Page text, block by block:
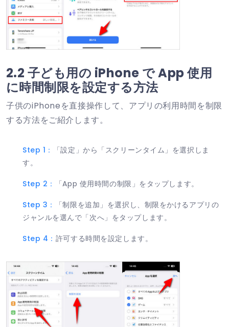
2.2 子ども用の iPhone で App 使用
に時間制限を設定する方法
子供のiPhoneを直接操作して、アプリの利用時間を制限
する方法をご紹介します。
Step 1：
「設定」から「スクリーンタイム」を選択しま
す。
Step 2： 「App 使用時間の制限」をタップします。
Step 3：
「制限を追加」を選択し、制限をかけるアプリの
ジャンルを選んで「次へ」をタップします。
Step 4： 許可する時間を設定します。